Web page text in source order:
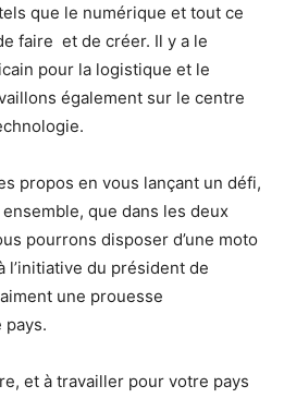
que le numérique et tout ce
faire et de créer. Il y a le
pour la logistique et le
également sur le centre
propos en vous lançant un défi,
que dans les deux
pourrons disposer d’une moto
du président de
une prouesse
pays.
et à travailler pour votre pays